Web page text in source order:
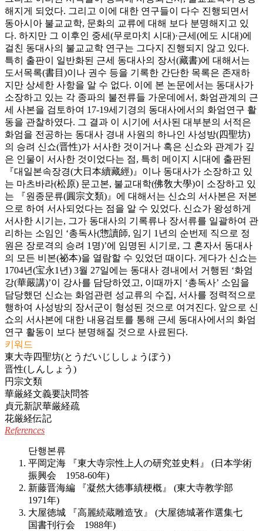
해지게 되었다. 그리고 이에 대한 연구들이 다수 진행되면서
동아시아 불교교학, 문화의 교류에 대해 보다 분명해지고 있
다. 하지만 그 이후인 중세(무로마치 시대)·근세(에도 시대)에
걸친 동대사의 불교교학 연구는 그다지 진행되지 않고 있다.
특히 출판이 일반화된 근세 동대사의 장서(藏書)에 대해서는
도서목록(書目)이나 권수 등을 기록한 간단한 목록은 존재하
지만 상세한 사항을 알 수 없다. 이에 본 논문에서는 동대사가
소장하고 있는 각 종파의 불전류들 가운데에서, 화엄관계의 근
세 사본을 검토하여 17-19세기경의 동대사에서의 화엄연구 활
동을 관찰하였다. 그 결과 이 시기에 서사된 대부분의 서적은
화엄을 전공하는 동대사 경내 사원의 하나인 사성방(四聖坊)
의 승려 신쇼(晋性)가 서사한 것이거나 혹은 신쇼와 관계가 깊
은 인물이 서사한 것이었다는 점, 특히 메이지 시대에 출판된
『대일본속장경(大日本續藏經)』이나 동대사가 소장하고 있
는 마츠바라(松原) 문고본, 불교대학(佛敎大學)이 소장하고 있
는 『원종문류(圓宗文類)』에 대해서는 신쇼의 서사본은 저본
으로 하여 서사되었다는 점을 알 수 있었다. 신쇼가 왕성하게
서사한 시기는, 그가 동대사의 기록류나 장서류를 일괄하여 관
리하는 소임인 ‘총독사(惣讀師, 임기 1년의 순번제 직으로 정
원은 장로격의 승려 1명)’에 임명된 시기로, 그 혼자서 동대사
의 모든 비본(祕本)을 열람할 수 있었던 때이다. 게다가 신쇼는
1704년(宝永1년) 3월 27일에는 동대사 경내에서 거행된 ‘화엄
강(華嚴講)’이 강사를 담당하였고, 이때까지 ‘총독사’ 소임을
담당했던 신쇼는 화엄관련 성교류의 수집, 서사를 정력적으로
행하여 사성방의 장서군이 형성된 것으로 여겨진다. 앞으로 신
쇼의 서사본에 대한 내용검토를 통해 근세 동대사에서의 화엄
연구 활동이 보다 분명해질 것으로 사료된다.
키워드
東大寺四聖坊(とうだいじししょうぼう)
晋性(しんしょう)
円宗文類
華厳経文義要訣問答
貞元新訳華厳経疏
花厳経伝記
References
단행본류
平岡定海 『東大寺宗性上人の研究並史料』 (日本学術
振興会 1958-60年)
新藤晋海編 『凝然大徳事績梗概』 (東大寺教学部
1971年)
大屋徳城 『高麗続蔵雕造攷』 (大屋徳城著作選集七
国書刊行会 1988年)